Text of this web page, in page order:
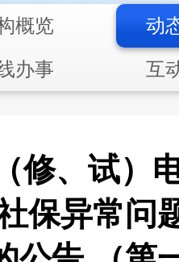
概览
动
办事
互
修、试）
保异常问